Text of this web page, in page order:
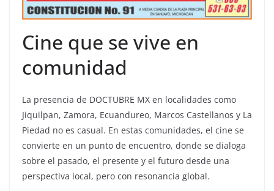
Cine que se vive en
comunidad
La presencia de DOCTUBRE MX en localidades como
Jiquilpan, Zamora, Ecuandureo, Marcos Castellanos y La
Piedad no es casual. En estas comunidades, el cine se
convierte en un punto de encuentro, donde se dialoga
sobre el pasado, el presente y el futuro desde una
perspectiva local, pero con resonancia global.